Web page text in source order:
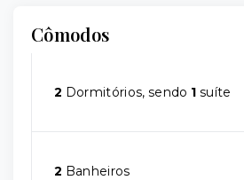
Cômodos
2 Dormitórios, sendo 1 suíte
2 Banheiros